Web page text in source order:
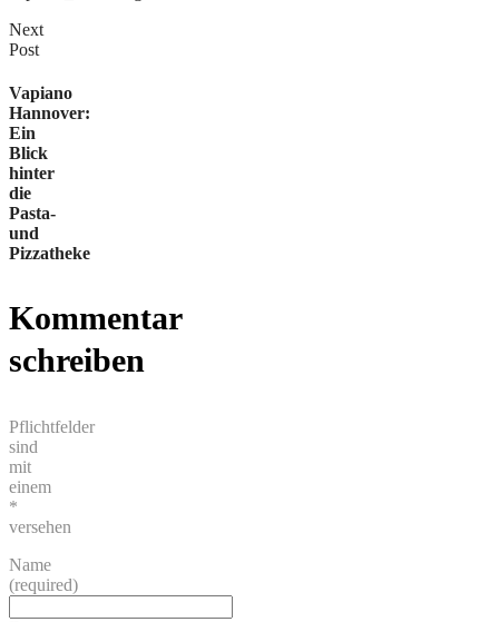
Next
Post
Vapiano
Hannover:
Ein
Blick
hinter
die
Pasta-
und
Pizzatheke
Kommentar
schreiben
Pflichtfelder
sind
mit
einem
*
versehen
Name
(required)